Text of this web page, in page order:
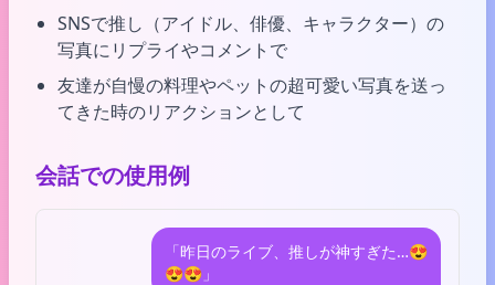
SNSで推し（アイドル、俳優、キャラクター）の
写真にリプライやコメントで
友達が自慢の料理やペットの超可愛い写真を送っ
てきた時のリアクションとして
会話での使用例
「昨日のライブ、推しが神すぎた…😍
😍😍」